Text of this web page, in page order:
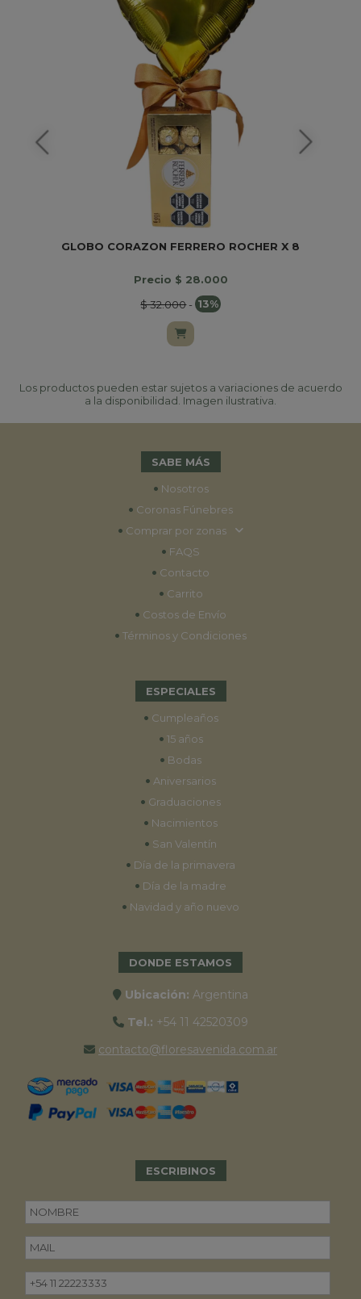
GLOBO CORAZON FERRERO ROCHER X 8
Precio $ 28.000
$ 32.000- 13%
Los productos pueden estar sujetos a variaciones de acuerdo
a la disponibilidad. Imagen ilustrativa.
SABE MÁS
• Nosotros
• Coronas Fúnebres
• Comprar por zonas
• FAQS
• Contacto
• Carrito
• Costos de Envío
• Términos y Condiciones
ESPECIALES
• Cumpleaños
• 15 años
• Bodas
• Aniversarios
• Graduaciones
• Nacimientos
• San Valentín
• Día de la primavera
• Día de la madre
• Navidad y año nuevo
DONDE ESTAMOS
Ubicación: Argentina
Tel.: +54 11 42520309
contacto@floresavenida.com.ar
ESCRIBINOS